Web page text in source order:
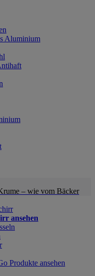
Aluminium
– wie vom Bäcker
ansehen
Produkte ansehen